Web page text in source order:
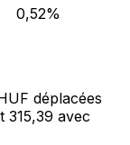
0,52%
déplacées
315,39 avec